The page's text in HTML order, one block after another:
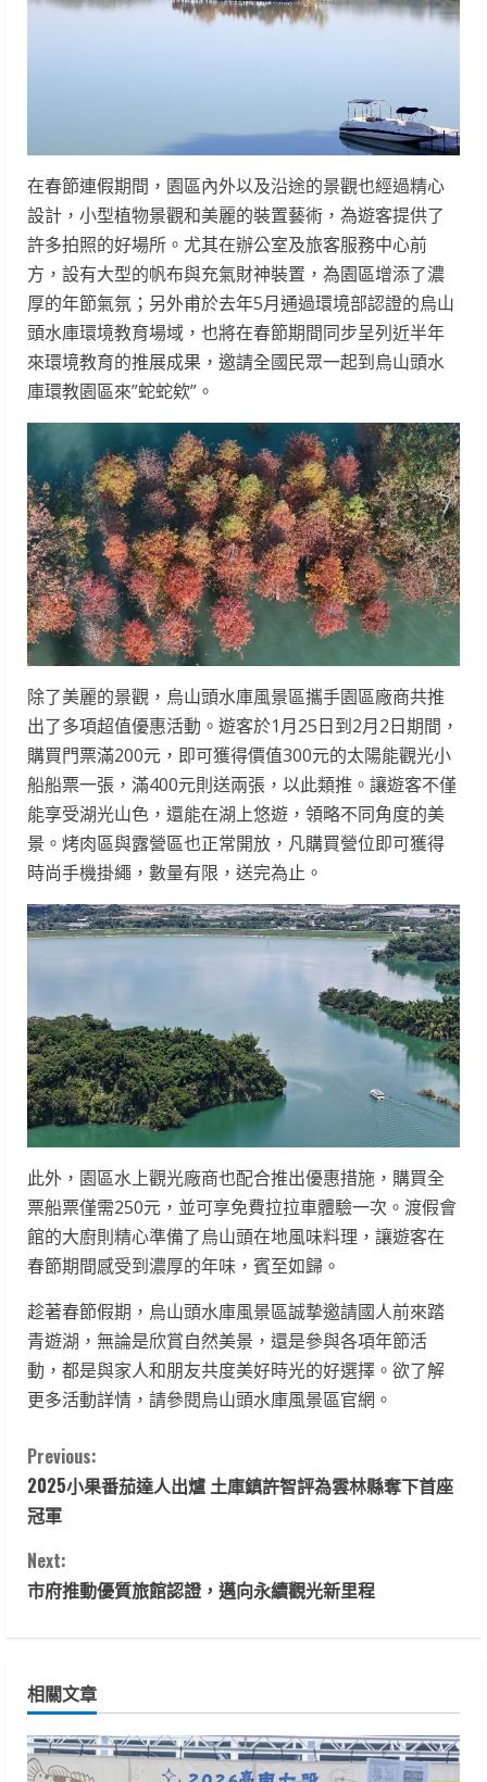
在春節連假期間，園區內外以及沿途的景觀也經過精心
設計，小型植物景觀和美麗的裝置藝術，為遊客提供了
許多拍照的好場所。尤其在辦公室及旅客服務中心前
方，設有大型的帆布與充氣財神裝置，為園區增添了濃
厚的年節氣氛；另外甫於去年5月通過環境部認證的烏山
頭水庫環境教育場域，也將在春節期間同步呈列近半年
來環境教育的推展成果，邀請全國民眾一起到烏山頭水
庫環教園區來”蛇蛇欸”。
除了美麗的景觀，烏山頭水庫風景區攜手園區廠商共推
出了多項超值優惠活動。遊客於1月25日到2月2日期間，
購買門票滿200元，即可獲得價值300元的太陽能觀光小
船船票一張，滿400元則送兩張，以此類推。讓遊客不僅
能享受湖光山色，還能在湖上悠遊，領略不同角度的美
景。烤肉區與露營區也正常開放，凡購買營位即可獲得
時尚手機掛繩，數量有限，送完為止。
此外，園區水上觀光廠商也配合推出優惠措施，購買全
票船票僅需250元，並可享免費拉拉車體驗一次。渡假會
館的大廚則精心準備了烏山頭在地風味料理，讓遊客在
春節期間感受到濃厚的年味，賓至如歸。
趁著春節假期，烏山頭水庫風景區誠摯邀請國人前來踏
青遊湖，無論是欣賞自然美景，還是參與各項年節活
動，都是與家人和朋友共度美好時光的好選擇。欲了解
更多活動詳情，請參閱烏山頭水庫風景區官網。
C
o
n
t
n
u
Previous:
2025小果番茄達人出爐 土庫鎮許智評為雲林縣奪下首座
冠軍
Next:
市府推動優質旅館認證，邁向永續觀光新里程
相關文章